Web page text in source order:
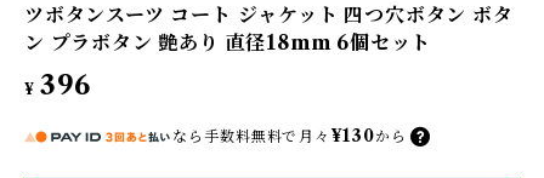
ツボタンスーツ コート ジャケット 四つ穴ボタン ボタ
ン プラボタン 艶あり 直径18mm 6個セット
¥ 396
なら 手数料無料で 月々 ¥130から